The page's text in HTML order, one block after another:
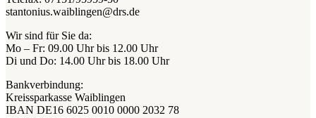
stantonius.waiblingen@drs.de
Wir sind für Sie da:
Mo – Fr: 09.00 Uhr bis 12.00 Uhr
Di und Do: 14.00 Uhr bis 18.00 Uhr
Bankverbindung:
Kreissparkasse Waiblingen
IBAN DE16 6025 0010 0000 2032 78